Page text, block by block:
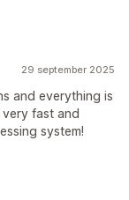
29 september 2025
and everything is
fast and
system!